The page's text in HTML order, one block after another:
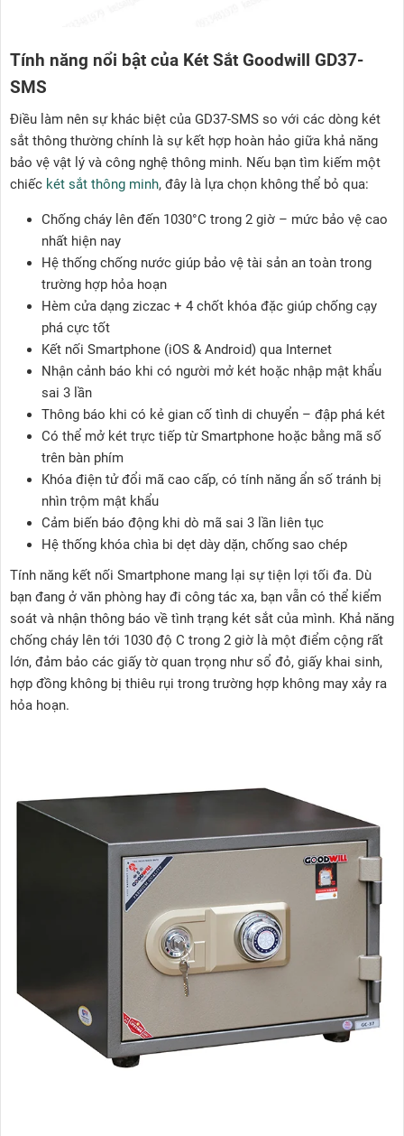
Tính năng nổi bật của Két Sắt Goodwill GD37-
SMS
Điều làm nên sự khác biệt của GD37-SMS so với các dòng két
sắt thông thường chính là sự kết hợp hoàn hảo giữa khả năng
bảo vệ vật lý và công nghệ thông minh. Nếu bạn tìm kiếm một
chiếc két sắt thông minh, đây là lựa chọn không thể bỏ qua:
Chống cháy lên đến 1030°C trong 2 giờ – mức bảo vệ cao
nhất hiện nay
Hệ thống chống nước giúp bảo vệ tài sản an toàn trong
trường hợp hỏa hoạn
Hèm cửa dạng ziczac + 4 chốt khóa đặc giúp chống cạy
phá cực tốt
Kết nối Smartphone (iOS & Android) qua Internet
Nhận cảnh báo khi có người mở két hoặc nhập mật khẩu
sai 3 lần
Thông báo khi có kẻ gian cố tình di chuyển – đập phá két
Có thể mở két trực tiếp từ Smartphone hoặc bằng mã số
trên bàn phím
Khóa điện tử đổi mã cao cấp, có tính năng ẩn số tránh bị
nhìn trộm mật khẩu
Cảm biến báo động khi dò mã sai 3 lần liên tục
Hệ thống khóa chìa bi dẹt dày dặn, chống sao chép
Tính năng kết nối Smartphone mang lại sự tiện lợi tối đa. Dù
bạn đang ở văn phòng hay đi công tác xa, bạn vẫn có thể kiểm
soát và nhận thông báo về tình trạng két sắt của mình. Khả năng
chống cháy lên tới 1030 độ C trong 2 giờ là một điểm cộng rất
lớn, đảm bảo các giấy tờ quan trọng như sổ đỏ, giấy khai sinh,
hợp đồng không bị thiêu rụi trong trường hợp không may xảy ra
hỏa hoạn.